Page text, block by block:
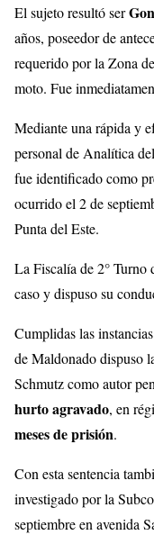
El sujeto resultó ser
años, poseedor de
requerido por la Zona
moto. Fue
Mediante una rápida y
personal de Analítica
fue identificado como
ocurrido el 2 de
Punta del Este.
La Fiscalía de 2°
caso y dispuso su
Cumplidas las
de Maldonado dispuso
Schmutz como autor
hurto agravado, en
meses de prisión.
Con esta sentencia
investigado por la
septiembre en avenida